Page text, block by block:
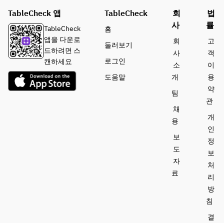
TableCheck 앱
TableCheck
앱을 다운로
드하려면 스
캔하세요
TableCheck
홈
둘러보기
로그인
도움말
회
사
회
사
소
개
팀
채
용
보
도
자
료
법
률
고
객
이
용
약
관
개
인
정
보
처
리
방
침
결